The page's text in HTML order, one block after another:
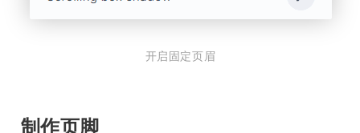
开启固定页眉
制作页脚